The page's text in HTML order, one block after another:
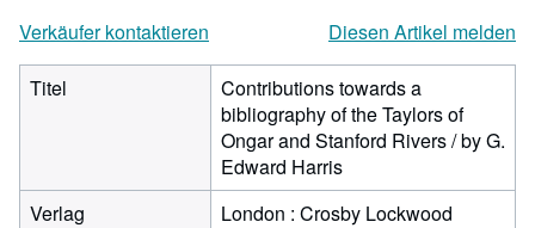
Verkäufer kontaktieren
Diesen Artikel melden
Titel
Contributions towards a
bibliography of the Taylors of
Ongar and Stanford Rivers / by G.
Edward Harris
Verlag
London : Crosby Lockwood